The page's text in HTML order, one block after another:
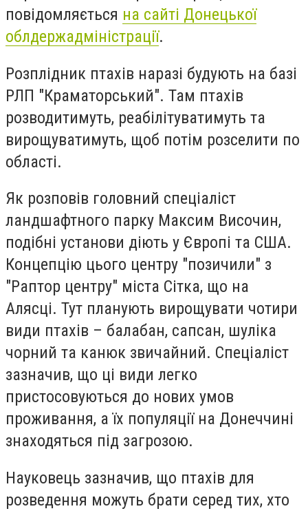
повідомляється на сайті Донецької
облдержадміністрації.
Розплідник птахів наразі будують на базі
РЛП "Краматорський". Там птахів
розводитимуть, реабілітуватимуть та
вирощуватимуть, щоб потім розселити по
області.
Як розповів головний спеціаліст
ландшафтного парку Максим Височин,
подібні установи діють у Європі та США.
Концепцію цього центру "позичили" з
"Раптор центру" міста Сітка, що на
Алясці. Тут планують вирощувати чотири
види птахів – балабан, сапсан, шуліка
чорний та канюк звичайний. Спеціаліст
зазначив, що ці види легко
пристосовуються до нових умов
проживання, а їх популяції на Донеччині
знаходяться під загрозою.
Науковець зазначив, що птахів для
розведення можуть брати серед тих, хто